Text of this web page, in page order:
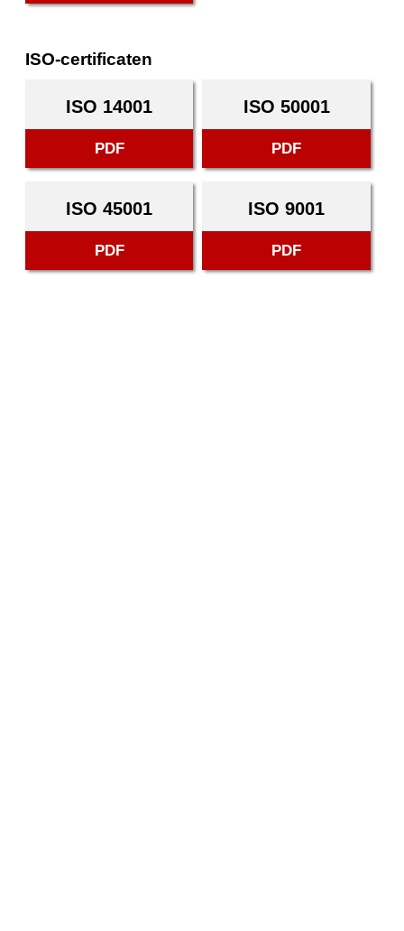
ISO-certificaten
ISO 14001
PDF
ISO 50001
PDF
ISO 45001
PDF
ISO 9001
PDF